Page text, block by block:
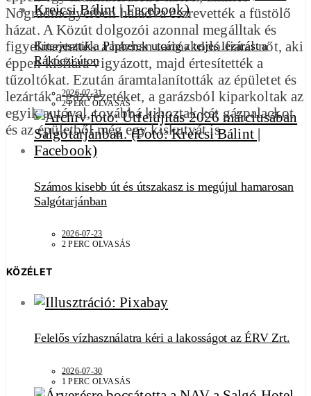
Kiterjesztik a Papberek utcáig a teljes lezárást a
Rákóczi úton
2026-07-31
2 PERC OLVASÁS
Számos kisebb út és útszakasz is megújul hamarosan
Salgótarjánban
2026-07-23
2 PERC OLVASÁS
KÖZÉLET
Felelős vízhasználatra kéri a lakosságot az ÉRV Zrt.
2026-07-30
1 PERC OLVASÁS
Nógrádmegyerben haladva észrevették a füstölő
házat. A Közút dolgozói azonnal megálltak és
figyelmeztették a házban tartózkodó fiatal nőt, aki
éppen kisfiára vigyázott, majd értesítették a
tűzoltókat. Ezután áramtalanították az épületet és
lezárták a gázvezetéket, a garázsból kiparkoltak az
egyik autóval, továbbá kihoztak két gázpalackot
és az épületből még egy kiskutyát is.